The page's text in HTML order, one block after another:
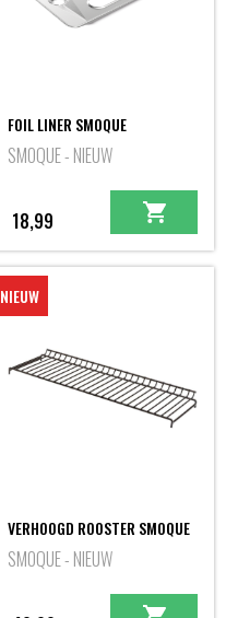
FOIL LINER SMOQUE
SMOQUE - NIEUW
18,99
NIEUW
VERHOOGD ROOSTER SMOQUE
SMOQUE - NIEUW